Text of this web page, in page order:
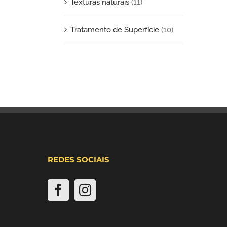
Tratamento de Superfície (10)
REDES SOCIAIS